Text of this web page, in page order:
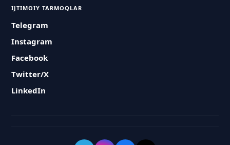
IJTIMOIY TARMOQLAR
Telegram
Instagram
Facebook
Twitter/X
LinkedIn